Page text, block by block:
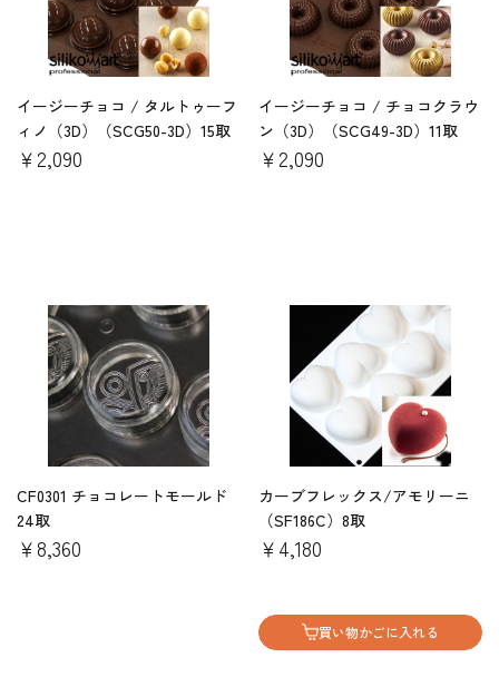
イージーチョコ / タルトゥーフ
ィノ（3D）（SCG50-3D）15取
￥2,090
イージーチョコ / チョコクラウ
ン（3D）（SCG49-3D）11取
￥2,090
CF0301 チョコレートモールド
24取
￥8,360
カーブフレックス/アモリーニ
（SF186C）8取
￥4,180
買い物かごに入れる